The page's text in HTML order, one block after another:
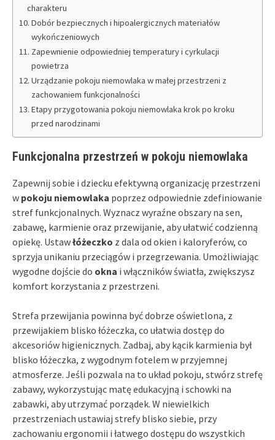
charakteru
Dobór bezpiecznych i hipoalergicznych materiałów
wykończeniowych
Zapewnienie odpowiedniej temperatury i cyrkulacji
powietrza
Urządzanie pokoju niemowlaka w małej przestrzeni z
zachowaniem funkcjonalności
Etapy przygotowania pokoju niemowlaka krok po kroku
przed narodzinami
Funkcjonalna przestrzeń w pokoju niemowlaka
Zapewnij sobie i dziecku efektywną organizację przestrzeni
w pokoju niemowlaka poprzez odpowiednie zdefiniowanie
stref funkcjonalnych. Wyznacz wyraźne obszary na sen,
zabawę, karmienie oraz przewijanie, aby ułatwić codzienną
opiekę. Ustawłóżeczko z dala od okien i kaloryferów, co
sprzyja unikaniu przeciągów i przegrzewania. Umożliwiając
wygodne dojście do okna i włączników światła, zwiększysz
komfort korzystania z przestrzeni.
Strefa przewijania powinna być dobrze oświetlona, z
przewijakiem blisko łóżeczka, co ułatwia dostęp do
akcesoriów higienicznych. Zadbaj, aby kącik karmienia był
blisko łóżeczka, z wygodnym fotelem w przyjemnej
atmosferze. Jeśli pozwala na to układ pokoju, stwórz strefę
zabawy, wykorzystując matę edukacyjną i schowki na
zabawki, aby utrzymać porządek. W niewielkich
przestrzeniach ustawiaj strefy blisko siebie, przy
zachowaniu ergonomii i łatwego dostępu do wszystkich